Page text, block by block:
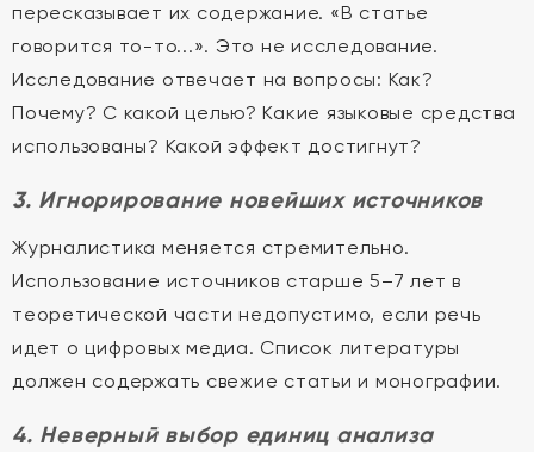
пересказывает их содержание. «В статье
говорится то-то...». Это не исследование.
Исследование отвечает на вопросы: Как?
Почему? С какой целью? Какие языковые средства
использованы? Какой эффект достигнут?
3. Игнорирование новейших источников
Журналистика меняется стремительно.
Использование источников старше 5–7 лет в
теоретической части недопустимо, если речь
идет о цифровых медиа. Список литературы
должен содержать свежие статьи и монографии.
4. Неверный выбор единиц анализа